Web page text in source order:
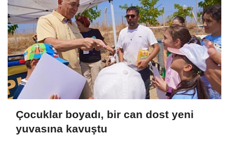
Çocuklar boyadı, bir can dost yeni
yuvasına kavuştu